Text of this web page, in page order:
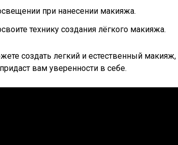
при нанесении макияжа.
технику создания лёгкого макияжа.
создать легкий и естественный макияж,
вам уверенности в себе.